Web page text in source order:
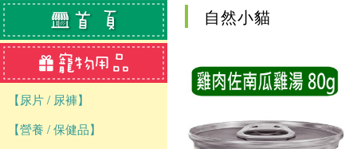
【尿片 / 尿褲】
【營養 / 保健品】
自然小貓